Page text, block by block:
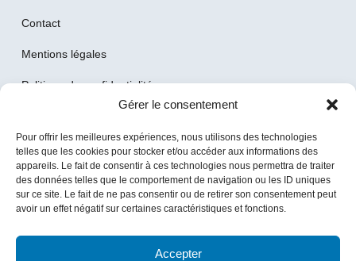
Gérer le consentement
Pour offrir les meilleures expériences, nous utilisons des technologies
telles que les cookies pour stocker et/ou accéder aux informations des
appareils. Le fait de consentir à ces technologies nous permettra de traiter
des données telles que le comportement de navigation ou les ID uniques
sur ce site. Le fait de ne pas consentir ou de retirer son consentement peut
avoir un effet négatif sur certaines caractéristiques et fonctions.
Accepter
Contact
Mentions légales
Politique de confidentialité
CONTACT
contact@iroisefamily.com